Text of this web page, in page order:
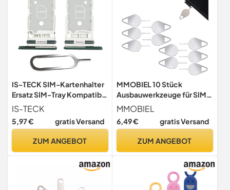
IS-TECK SIM-Kartenhalter
Ersatz SIM-Tray Kompatibel
mit Samsung Galaxy S22
Ultra 5G Dual inklusive SIM-
Nadel SIM-
IS-TECK
5,97 € gratis Versand
ZUM ANGEBOT
MMOBIEL 10 Stück
Ausbauwerkzeuge für SIM-
Karten, Ausbauwerkzeug
kompatibel mit Allen
Samsung Galaxy S26 S25
Series usw.
MMOBIEL
6,49 € gratis Versand
ZUM ANGEBOT